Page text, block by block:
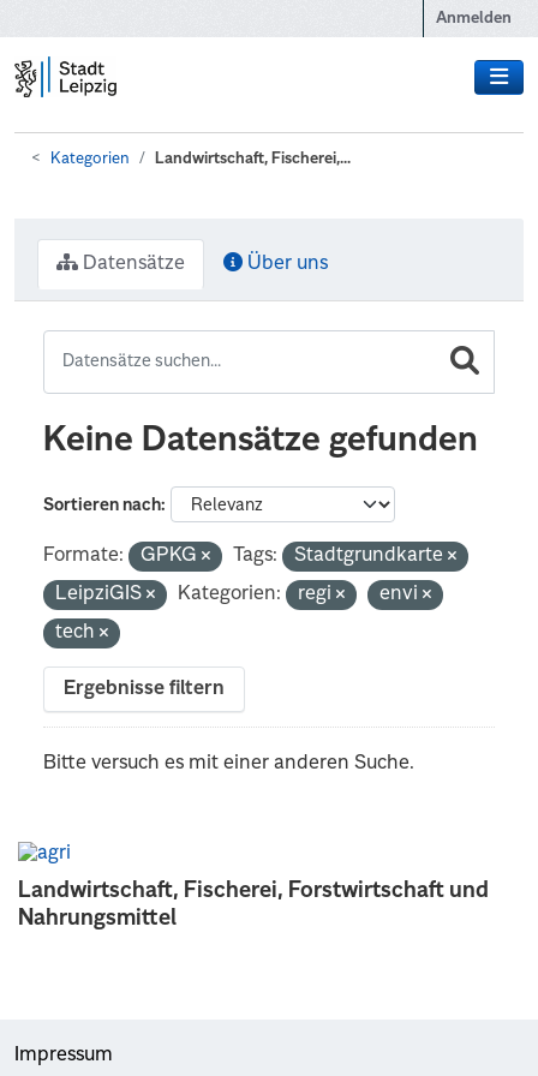
Anmelden
Kategorien Landwirtschaft, Fischerei,...
Landwirtschaft, Fischerei, Forstwirtschaft und
Nahrungsmittel
Datensätze Über uns
Keine Datensätze gefunden
Sortieren nach
Formate: GPKG Tags:
Stadtgrundkarte
LeipziGIS
Kategorien: regi
envi
tech
Ergebnisse filtern
Bitte versuch es mit einer anderen Suche.
Impressum